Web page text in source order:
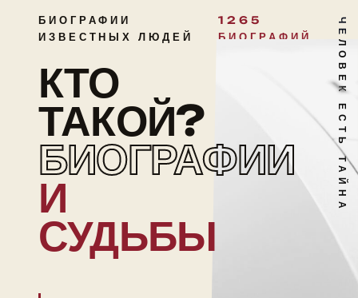
БИОГРАФИИ
ИЗВЕСТНЫХ ЛЮДЕЙ
1265
БИОГРАФИЙ
КТО
ТАКОЙ?
БИОГРАФИИ
И
СУДЬБЫ
ЧЕЛОВЕК ЕСТЬ ТАЙНА